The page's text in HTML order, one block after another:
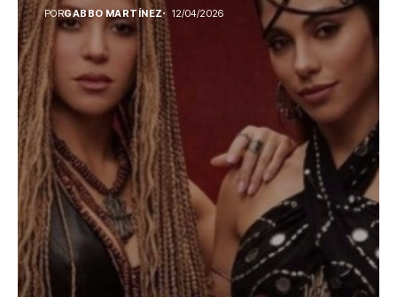
PORGABBO MARTÍNEZ 12/04/2026